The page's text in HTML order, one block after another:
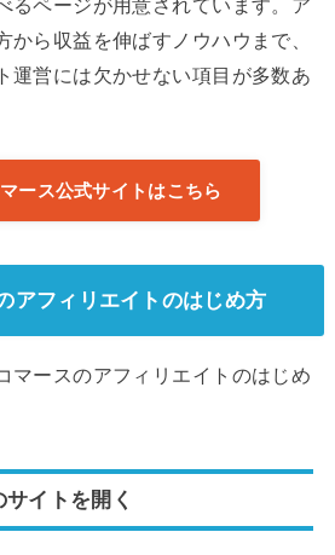
るページが用意されています。ア
から収益を伸ばすノウハウまで、
運営には欠かせない項目が多数あ
ース公式サイトはこちら
アフィリエイトのはじめ方
マースのアフィリエイトのはじめ
イトを開く